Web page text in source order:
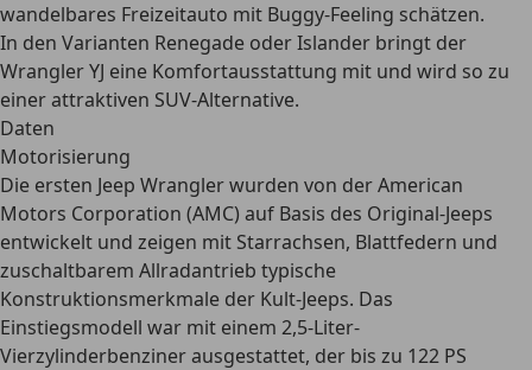
wandelbares Freizeitauto mit Buggy-Feeling schätzen.
In den Varianten Renegade oder Islander bringt der
Wrangler YJ eine Komfortausstattung mit und wird so zu
einer attraktiven SUV-Alternative.
Daten
Motorisierung
Die ersten Jeep Wrangler wurden von der American
Motors Corporation (AMC) auf Basis des Original-Jeeps
entwickelt und zeigen mit Starrachsen, Blattfedern und
zuschaltbarem Allradantrieb typische
Konstruktionsmerkmale der Kult-Jeeps. Das
Einstiegsmodell war mit einem 2,5-Liter-
Vierzylinderbenziner ausgestattet, der bis zu 122 PS